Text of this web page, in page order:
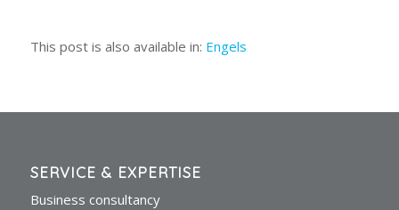
This post is also available in: Engels
SERVICE & EXPERTISE
Business consultancy